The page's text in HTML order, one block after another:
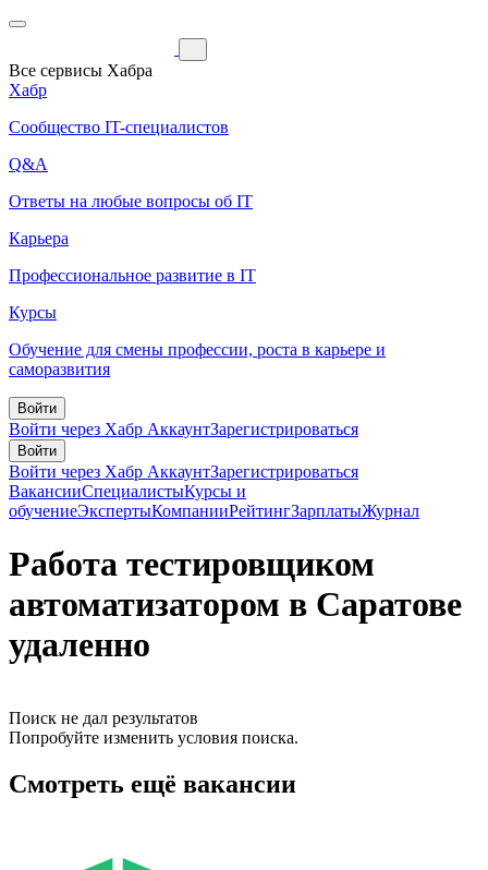
Все сервисы Хабра
Хабр
Сообщество IT-специалистов
Q&A
Ответы на любые вопросы об IT
Карьера
Профессиональное развитие в IT
Курсы
Обучение для смены профессии, роста в карьере и
саморазвития
Войти
Войти через Хабр АккаунтЗарегистрироваться
Войти
Войти через Хабр АккаунтЗарегистрироваться
ВакансииСпециалистыКурсы и
обучениеЭкспертыКомпанииРейтингЗарплатыЖурнал
Работа тестировщиком
автоматизатором в Саратове
удаленно
Поиск не дал результатов
Попробуйте изменить условия поиска.
Смотреть ещё вакансии